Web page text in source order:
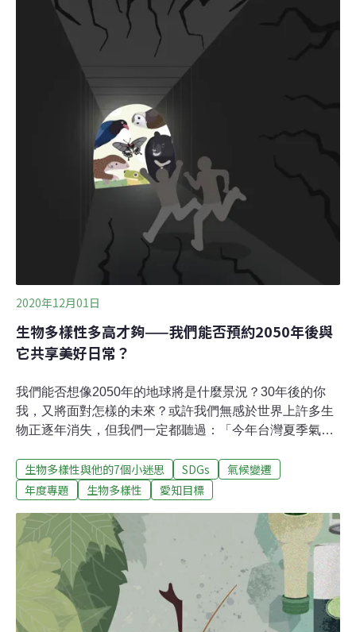
生命是一個相互依存的複雜整體：生物與生物之間、與環
境之間，彼此都以各種形式相互關聯。也因此，當一種生
物受到威脅時，其他生物都將或多或少受到影響。舉例來
說，農田間投放的毒鼠藥，不只毒害老鼠，更有可能使得
以老鼠為食的黑鳶等高階消費者間接遭受毒害。
2020年12月01日
生物多樣性多高才夠——我們能否預約2050年後與
它共享美好日常？
我們能否想像2050年的地球將是什麼景況？30年後的你
我，又將面對怎樣的未來？或許我們無感於世界上許多生
物正逐年消失，但我們一定都聽過：「今年台灣夏季氣溫
月的街道上，仍可看到許多穿著短袖的人們，往年這個景
象可能只在南部出現，今年卻已是台北的常態了。中央 氣
在逐年加劇，烈日、暴雨越來越常出現在日常生活中。如
果我們現在再不積極努力做出改變，30年後，人類與地球
上的所有生物，勢必將面臨更大的浩劫。邁向美好的未
來，還是世界末日？綠色和平發布的《全球暖化下臺灣海
平面上升衝擊分析》指出，若繼續揮霍地球的有限資源，
30年後，台灣需面對的是1,398平方公里、相當於5,377座
生物多樣性與他的7個小迷思 SDGs
氣候變遷
年度專題
生物多樣性 愛知目標